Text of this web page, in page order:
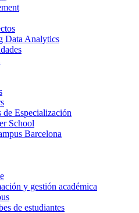
Data Analytics
Especialización
School
Barcelona
y gestión académica
de estudiantes